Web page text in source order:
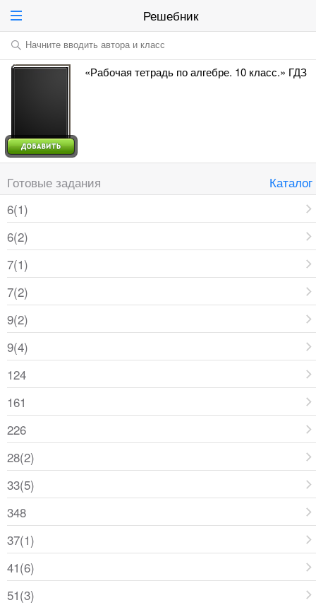
Решебник
Начните вводить автора и класс
«Рабочая тетрадь по алгебре. 10 класс.» ГДЗ
Готовые задания
Каталог
6(1)
6(2)
7(1)
7(2)
9(2)
9(4)
124
161
226
28(2)
33(5)
348
37(1)
41(6)
51(3)